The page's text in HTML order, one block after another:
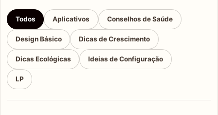
Todos Aplicativos Conselhos de Saúde
Design Básico Dicas de Crescimento
Dicas Ecológicas Ideias de Configuração
LP